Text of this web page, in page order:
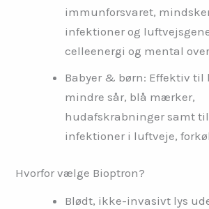
immunforsvaret,
infektioner og
celleenergi og mental
Babyer & børn: Effektiv
mindre sår, blå mærker,
hudafskrabninger samt
infektioner i luftveje,
Hvorfor vælge Bioptron?
Blødt, ikke-invasivt lys